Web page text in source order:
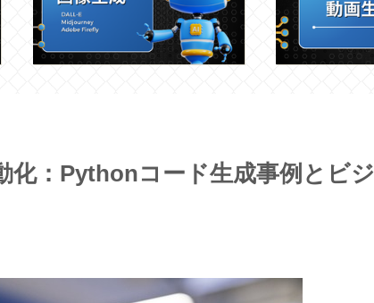
化：Pythonコード生成事例とビジ